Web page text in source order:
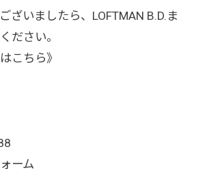
ざいましたら、LOFTMAN B.D.ま
ださい。
こちら》
ーム